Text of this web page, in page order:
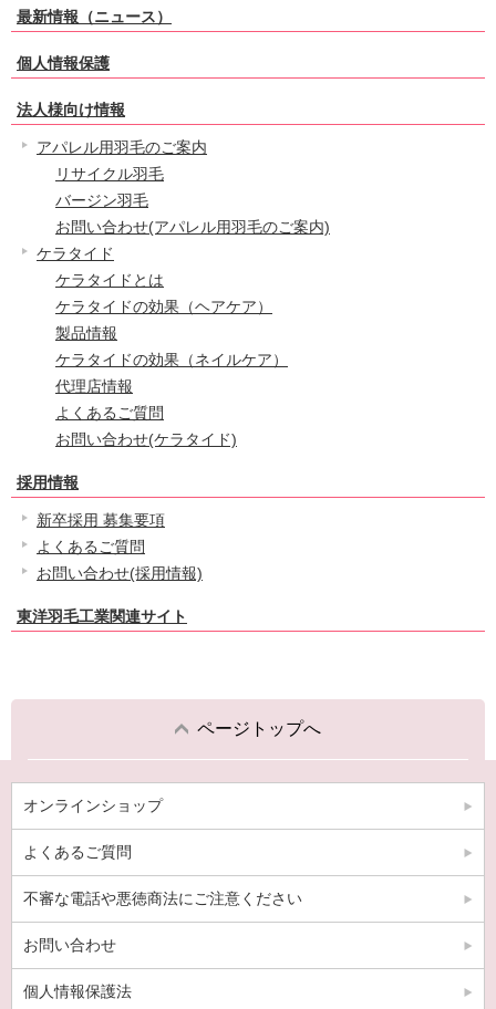
最新情報（ニュース）
個人情報保護
法人様向け情報
アパレル用羽毛のご案内
リサイクル羽毛
バージン羽毛
お問い合わせ(アパレル用羽毛のご案内)
ケラタイド
ケラタイドとは
ケラタイドの効果（ヘアケア）
製品情報
ケラタイドの効果（ネイルケア）
代理店情報
よくあるご質問
お問い合わせ(ケラタイド)
採用情報
新卒採用 募集要項
よくあるご質問
お問い合わせ(採用情報)
東洋羽毛工業関連サイト
ページトップへ
オンラインショップ
よくあるご質問
不審な電話や悪徳商法にご注意ください
お問い合わせ
個人情報保護法